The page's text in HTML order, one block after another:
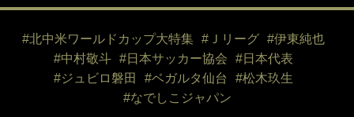
#北中米ワールドカップ大特集 #Ｊリーグ
#伊東純也
#中村敬斗
#日本サッカー協会
#日本代表
#ジュビロ磐田
#ベガルタ仙台
#松木玖生
#なでしこジャパン